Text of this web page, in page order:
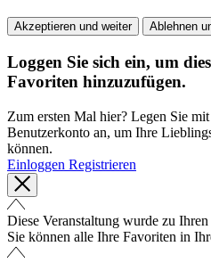
Akzeptieren und weiter Ablehnen
Loggen Sie sich ein, um
Favoriten hinzuzufügen.
Zum ersten Mal hier? Legen Sie
Benutzerkonto an, um Ihre
können.
Einloggen Registrieren
Diese Veranstaltung wurde zu
Sie können alle Ihre Favoriten in